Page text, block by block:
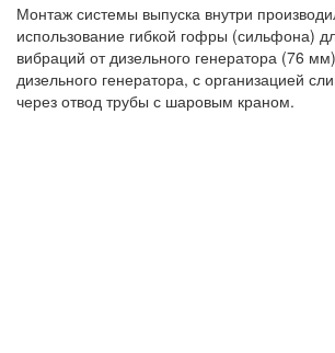
Монтаж системы выпуска внутри
использование гибкой гофры (сильфона)
вибраций от дизельного генератора (76
дизельного генератора, с организацией
через отвод трубы с шаровым краном.